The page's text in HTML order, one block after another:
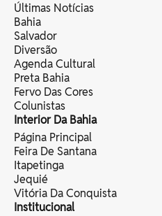
Últimas Notícias
Bahia
Salvador
Diversão
Agenda Cultural
Preta Bahia
Fervo Das Cores
Colunistas
Interior Da Bahia
Página Principal
Feira De Santana
Itapetinga
Jequié
Vitória Da Conquista
Institucional